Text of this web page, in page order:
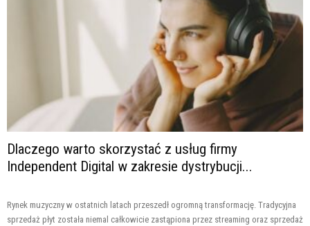
Dlaczego warto skorzystać z usług firmy
Independent Digital w zakresie dystrybucji...
Rynek muzyczny w ostatnich latach przeszedł ogromną transformację. Tradycyjna
sprzedaż płyt została niemal całkowicie zastąpiona przez streaming oraz sprzedaż